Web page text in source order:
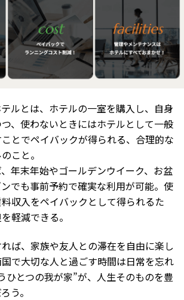
ルとは、ホテルの一室を購入し、自身
、使わないときにはホテルとして一般
とでペイバックが得られる、合理的な
こと。
年末年始やゴールデンウイーク、お盆
でも事前予約で確実な利用が可能。使
収入をペイバックとして得られるた
軽減できる。
ば、家族や友人との滞在を自由に楽し
で大切な人と過ごす時間は日常を忘れ
ひとつの我が家”が、人生そのものを豊
う。